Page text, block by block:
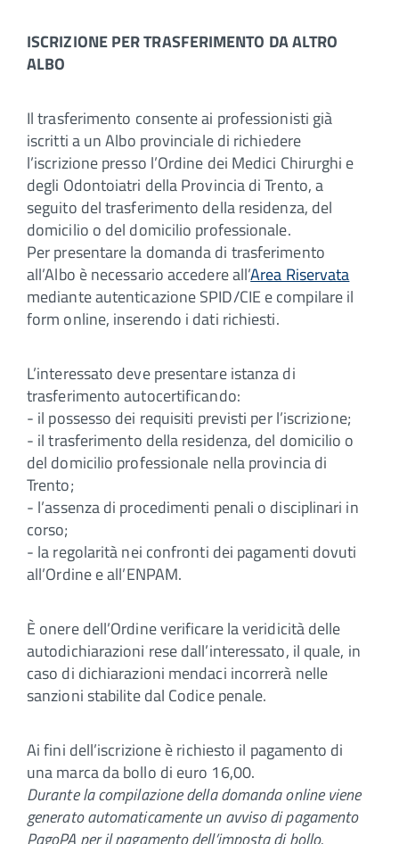
ISCRIZIONE PER TRASFERIMENTO DA ALTRO
ALBO
Il trasferimento consente ai professionisti già
iscritti a un Albo provinciale di richiedere
l’iscrizione presso l’Ordine dei Medici Chirurghi e
degli Odontoiatri della Provincia di Trento, a
seguito del trasferimento della residenza, del
domicilio o del domicilio professionale.
Per presentare la domanda di trasferimento
all’Albo è necessario accedere all’Area Riservata
mediante autenticazione SPID/CIE e compilare il
form online, inserendo i dati richiesti.
L’interessato deve presentare istanza di
trasferimento autocertificando:
- il possesso dei requisiti previsti per l’iscrizione;
- il trasferimento della residenza, del domicilio o
del domicilio professionale nella provincia di
Trento;
- l’assenza di procedimenti penali o disciplinari in
corso;
- la regolarità nei confronti dei pagamenti dovuti
all’Ordine e all’ENPAM.
È onere dell’Ordine verificare la veridicità delle
autodichiarazioni rese dall’interessato, il quale, in
caso di dichiarazioni mendaci incorrerà nelle
sanzioni stabilite dal Codice penale.
Ai fini dell’iscrizione è richiesto il pagamento di
una marca da bollo di euro 16,00.
Durante la compilazione della domanda online viene
generato automaticamente un avviso di pagamento
PagoPA per il pagamento dell’imposta di bollo.